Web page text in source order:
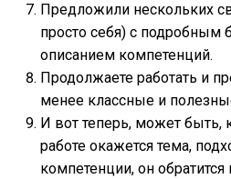
Предложили нескольких
просто себя) с подробным
описанием компетенций.
Продолжаете работать и
менее классные и
И вот теперь, может быть,
работе окажется тема,
компетенции, он